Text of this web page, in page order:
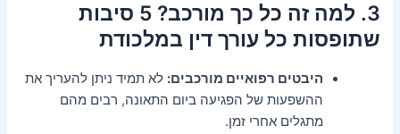
3. למה זה כל כך מורכב? 5 סיבות
שתופסות כל עורך דין במלכודת
היבטים רפואיים מורכבים: לא תמיד ניתן להעריך את
ההשפעות של הפגיעה ביום התאונה, רבים מהם
מתגלים אחרי זמן.